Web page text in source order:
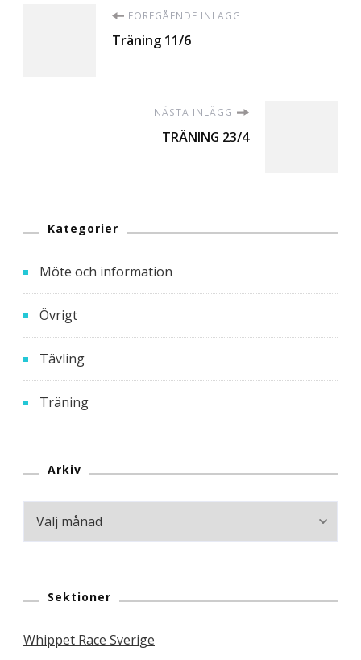
Inläggsnavigering
FÖREGÅENDE INLÄGG
Träning 11/6
NÄSTA INLÄGG
TRÄNING 23/4
Kategorier
Möte och information
Övrigt
Tävling
Träning
Arkiv
Sektioner
Whippet Race Sverige